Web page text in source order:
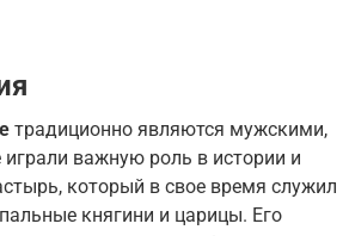
традиционно являются мужскими,
играли важную роль в истории и
который в свое время служил
княгини и царицы. Его